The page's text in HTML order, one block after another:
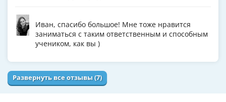
Иван, спасибо большое! Мне тоже нравится
заниматься с таким ответственным и способным
учеником, как вы )
Развернуть все отзывы (7)